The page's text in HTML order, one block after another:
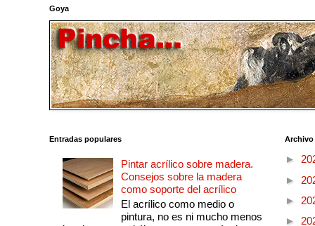
Goya
Entradas populares
Pintar acrílico sobre madera.
Consejos sobre la madera
como soporte del acrílico
El acrílico como medio o
pintura, no es ni mucho menos
►
►
►
►